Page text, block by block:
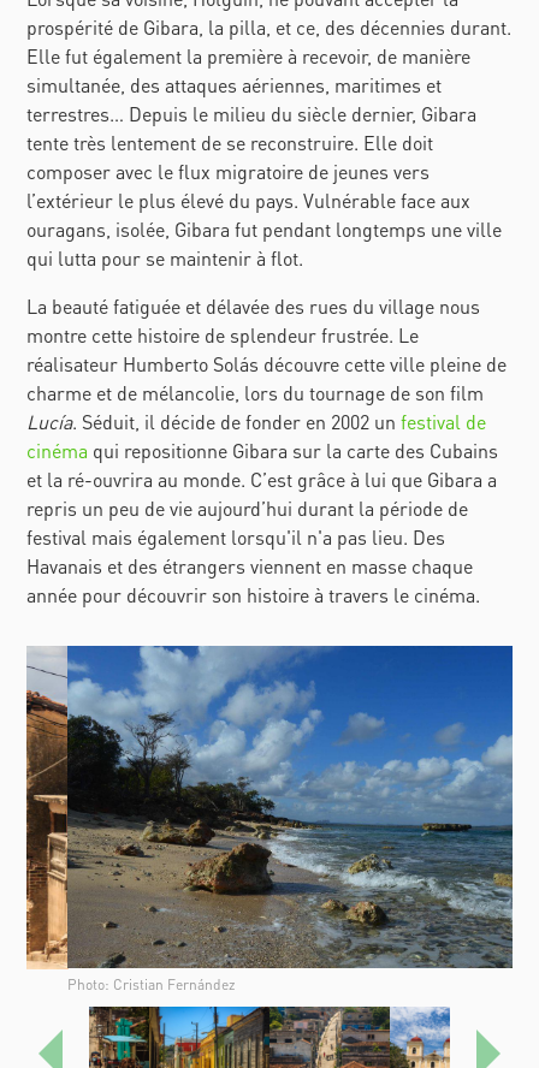
prospérité de Gibara, la pilla, et ce, des décennies durant.
Elle fut également la première à recevoir, de manière
simultanée, des attaques aériennes, maritimes et
terrestres… Depuis le milieu du siècle dernier, Gibara
tente très lentement de se reconstruire. Elle doit
composer avec le flux migratoire de jeunes vers
l’extérieur le plus élevé du pays. Vulnérable face aux
ouragans, isolée, Gibara fut pendant longtemps une ville
qui lutta pour se maintenir à flot.
La beauté fatiguée et délavée des rues du village nous
montre cette histoire de splendeur frustrée. Le
réalisateur Humberto Solás découvre cette ville pleine de
charme et de mélancolie, lors du tournage de son film
Lucía. Séduit, il décide de fonder en 2002 unfestival de
cinéma qui repositionne Gibara sur la carte des Cubains
et la ré-ouvrira au monde. C’est grâce à lui que Gibara a
repris un peu de vie aujourd’hui durant la période de
festival mais également lorsqu'il n'a pas lieu. Des
Havanais et des étrangers viennent en masse chaque
année pour découvrir son histoire à travers le cinéma.
Photo: Cristian Fernández